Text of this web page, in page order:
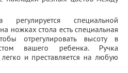
специальной
ножках стола есть специальная
отрегулировать высоту в
вашего ребенка. Ручка
и преставляется на любую